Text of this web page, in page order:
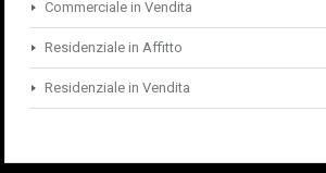
Commerciale in Vendita
Residenziale in Affitto
Residenziale in Vendita